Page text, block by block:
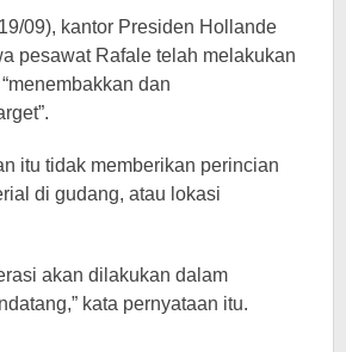
09), kantor Presiden Hollande
pesawat Rafale telah melakukan
dan
itu tidak memberikan perincian
di gudang, atau lokasi
akan dilakukan dalam
kata pernyataan itu.